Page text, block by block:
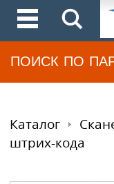
ПОИСК ПО
Каталог
штрих-кода